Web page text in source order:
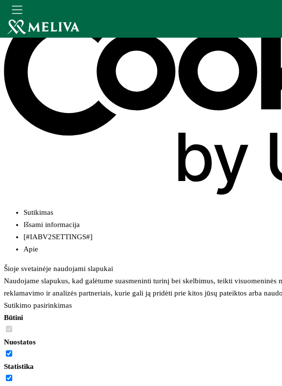
Sutikimas
Išsami informacija
[#IABV2SETTINGS#]
Apie
Šioje svetainėje naudojami slapukai
Naudojame slapukus, kad galėtume suasmeninti turinį bei skelbimus, teikti
reklamavimo ir analizės partneriais, kurie gali ją pridėti prie kitos jūsų pateiktos arba
Sutikimo pasirinkimas
Būtini
Nuostatos
Statistika